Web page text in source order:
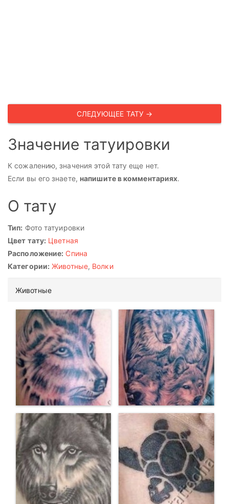
СЛЕДУЮЩЕЕ ТАТУ →
Значение татуировки
К сожалению, значения этой тату еще нет.
Если вы его знаете, напишите в комментариях.
О тату
Тип: Фото татуировки
Цвет тату: Цветная
Расположение: Спина
Категории: Животные, Волки
Животные